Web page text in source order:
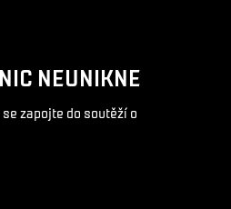
NEUNIKNE
zapojte do soutěží o